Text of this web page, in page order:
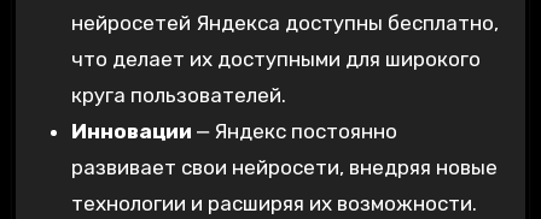
нейросетей Яндекса доступны бесплатно‚
что делает их доступными для широкого
круга пользователей.
Инновации ⎼ Яндекс постоянно
развивает свои нейросети‚ внедряя новые
технологии и расширяя их возможности.